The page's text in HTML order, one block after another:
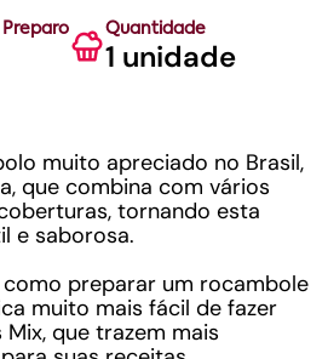
Preparo Quantidade
1 unidade
muito apreciado no Brasil,
que combina com vários
tornando esta
e saborosa.
como preparar um rocambole
muito mais fácil de fazer
que trazem mais